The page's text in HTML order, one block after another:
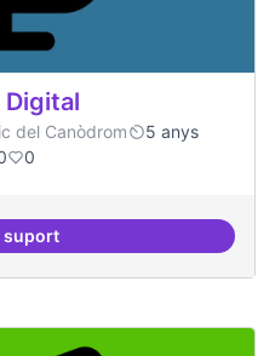
del Canòdrom
5 anys
0
suport
Moviment Activista Digital